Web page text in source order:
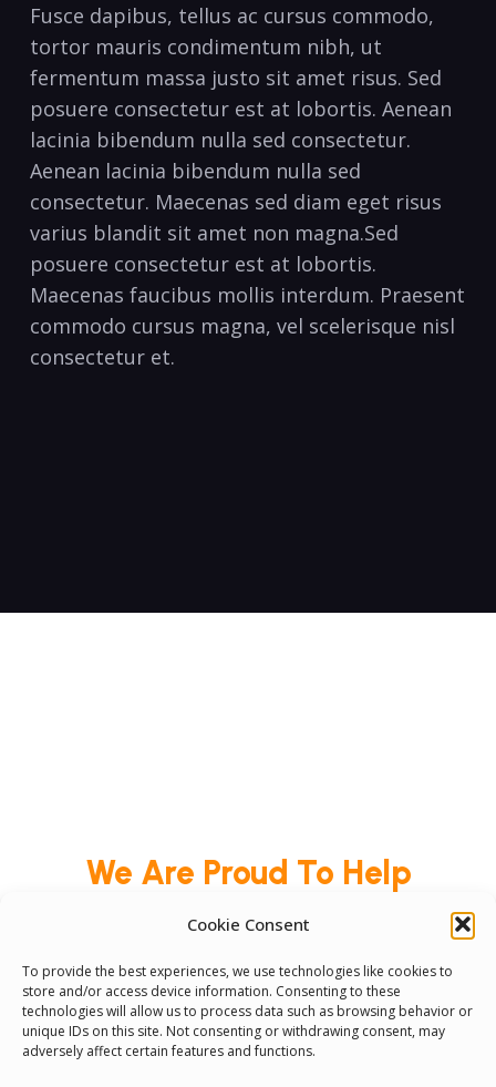
Cookie Consent
To provide the best experiences, we use technologies like cookies to
store and/or access device information. Consenting to these
technologies will allow us to process data such as browsing behavior or
unique IDs on this site. Not consenting or withdrawing consent, may
adversely affect certain features and functions.
Fusce dapibus, tellus ac cursus commodo,
tortor mauris condimentum nibh, ut
fermentum massa justo sit amet risus. Sed
posuere consectetur est at lobortis. Aenean
lacinia bibendum nulla sed consectetur.
Aenean lacinia bibendum nulla sed
consectetur. Maecenas sed diam eget risus
varius blandit sit amet non magna.Sed
posuere consectetur est at lobortis.
Maecenas faucibus mollis interdum. Praesent
commodo cursus magna, vel scelerisque nisl
consectetur et.
We Are Proud To Help
People Around The World
Better
Committees